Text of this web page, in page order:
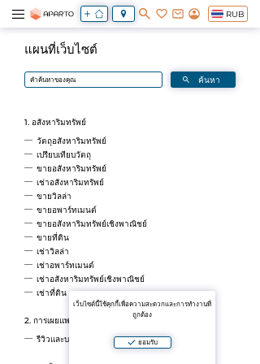
RUB
แผนที่เว็บไซต์
1. อสังหาริมทรัพย์
วัตถุอสังหาริมทรัพย์
เปรียบเทียบวัตถุ
ขายอสังหาริมทรัพย์
เช่าอสังหาริมทรัพย์
ขายวิลล่า
ขายอพาร์ทเมนต์
ขายอสังหาริมทรัพย์เชิงพาณิชย์
ขายที่ดิน
เช่าวิลล่า
เช่าอพาร์ทเมนต์
เช่าอสังหาริมทรัพย์เชิงพาณิชย์
เช่าที่ดิน
2. การเผยแพร่
รีวิวและบทความ
เว็บไซต์นี้ใช้คุกกี้เพื่อความสะดวกและการทำงานที่
ถูกต้อง
ยอมรับ